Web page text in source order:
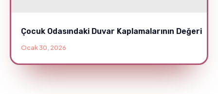
Çocuk Odasındaki Duvar Kaplamalarının Değeri
Ocak 30, 2026